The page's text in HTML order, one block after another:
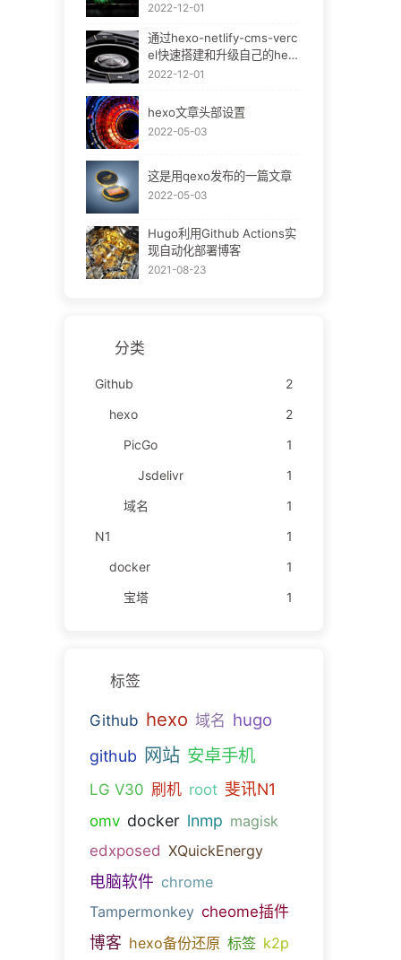
2022-12-01
通过hexo-netlify-cms-verc
el快速搭建和升级自己的hexo
bok
2022-12-01
hexo文章头部设置
2022-05-03
这是用qexo发布的一篇文章
2022-05-03
Hugo利用Github Actions实
现自动化部署博客
2021-08-23
分类
Github
2
hexo
2
PicGo
1
Jsdelivr
1
域名
1
N1
1
docker
1
宝塔
1
标签
Github hexo 域名 hugo
github 网站 安卓手机
LG V30 刷机 root 斐讯N1
omv docker lnmp magisk
edxposed XQuickEnergy
电脑软件 chrome
Tampermonkey cheome插件
博客 hexo备份还原 标签 k2p